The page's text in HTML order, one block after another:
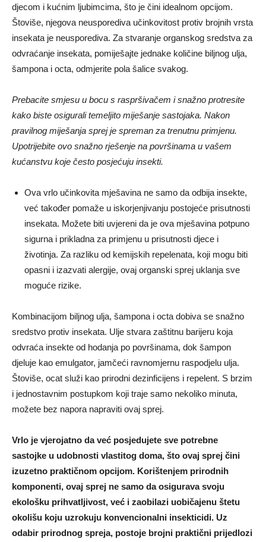
djecom i kućnim ljubimcima, što je čini idealnom opcijom.
Štoviše, njegova neusporediva učinkovitost protiv brojnih vrsta
insekata je neusporediva. Za stvaranje organskog sredstva za
odvraćanje insekata, pomiješajte jednake količine biljnog ulja,
šampona i octa, odmjerite pola šalice svakog.
Prebacite smjesu u bocu s raspršivačem i snažno protresite
kako biste osigurali temeljito miješanje sastojaka. Nakon
pravilnog miješanja sprej je spreman za trenutnu primjenu.
Upotrijebite ovo snažno rješenje na površinama u vašem
kućanstvu koje često posjećuju insekti.
Ova vrlo učinkovita mješavina ne samo da odbija insekte,
već također pomaže u iskorjenjivanju postojeće prisutnosti
insekata. Možete biti uvjereni da je ova mješavina potpuno
sigurna i prikladna za primjenu u prisutnosti djece i
životinja. Za razliku od kemijskih repelenata, koji mogu biti
opasni i izazvati alergije, ovaj organski sprej uklanja sve
moguće rizike.
Kombinacijom biljnog ulja, šampona i octa dobiva se snažno
sredstvo protiv insekata. Ulje stvara zaštitnu barijeru koja
odvraća insekte od hodanja po površinama, dok šampon
djeluje kao emulgator, jamčeći ravnomjernu raspodjelu ulja.
Štoviše, ocat služi kao prirodni dezinficijens i repelent. S brzim
i jednostavnim postupkom koji traje samo nekoliko minuta,
možete bez napora napraviti ovaj sprej.
Vrlo je vjerojatno da već posjedujete sve potrebne
sastojke u udobnosti vlastitog doma, što ovaj sprej čini
izuzetno praktičnom opcijom. Korištenjem prirodnih
komponenti, ovaj sprej ne samo da osigurava svoju
ekološku prihvatljivost, već i zaobilazi uobičajenu štetu
okolišu koju uzrokuju konvencionalni insekticidi. Uz
odabir prirodnog spreja, postoje brojni praktični prijedlozi